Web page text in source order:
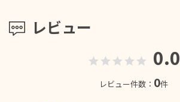
レビュー
0.0
レビュー件数： 0件